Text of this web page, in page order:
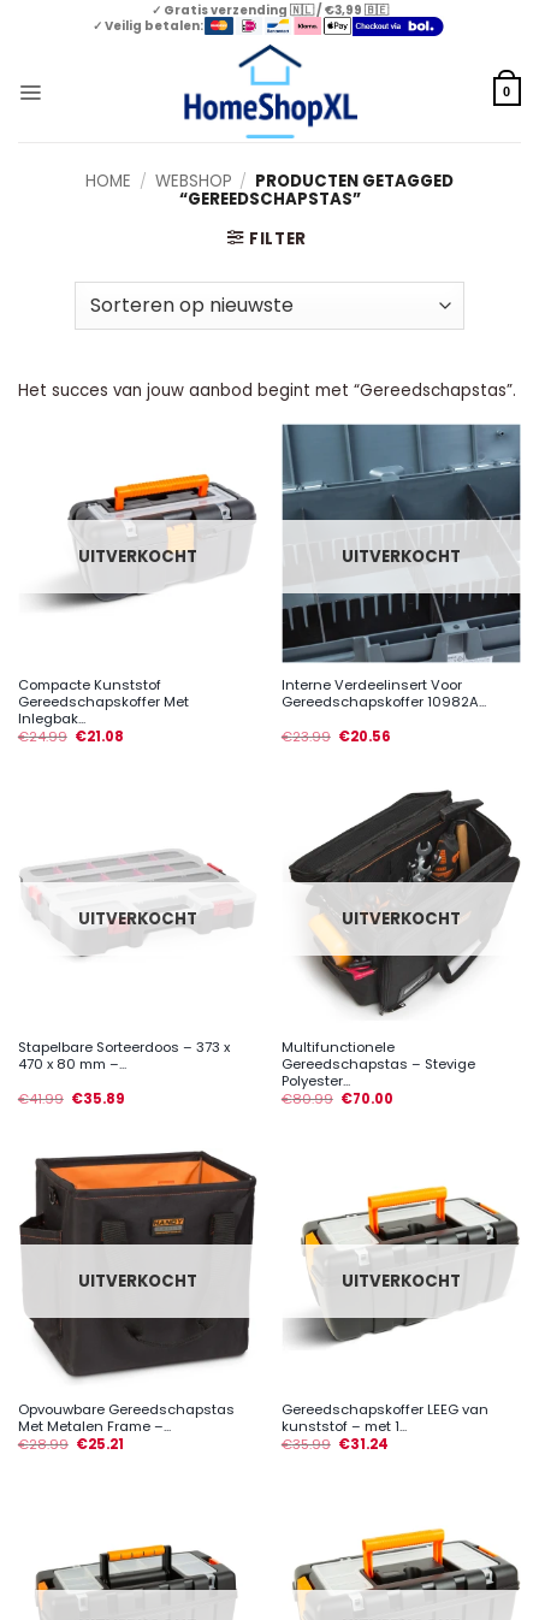
✓ Gratis verzending 🇳🇱 / €3,99 🇧🇪
✓ Veilig betalen:
0
HOME / WEBSHOP / PRODUCTEN GETAGGED
“GEREEDSCHAPSTAS”
FILTER
Het succes van jouw aanbod begint met “Gereedschapstas”.
UITVERKOCHT
Compacte Kunststof
Gereedschapskoffer Met
Inlegbak...
€24.99 €21.08
UITVERKOCHT
Interne Verdeelinsert Voor
Gereedschapskoffer 10982A...
€23.99 €20.56
UITVERKOCHT
Stapelbare Sorteerdoos – 373 x
470 x 80 mm –...
€41.99 €35.89
UITVERKOCHT
Multifunctionele
Gereedschapstas – Stevige
Polyester...
€80.99 €70.00
UITVERKOCHT
Opvouwbare Gereedschapstas
Met Metalen Frame –...
€28.99 €25.21
UITVERKOCHT
Gereedschapskoffer LEEG van
kunststof – met 1...
€35.99 €31.24